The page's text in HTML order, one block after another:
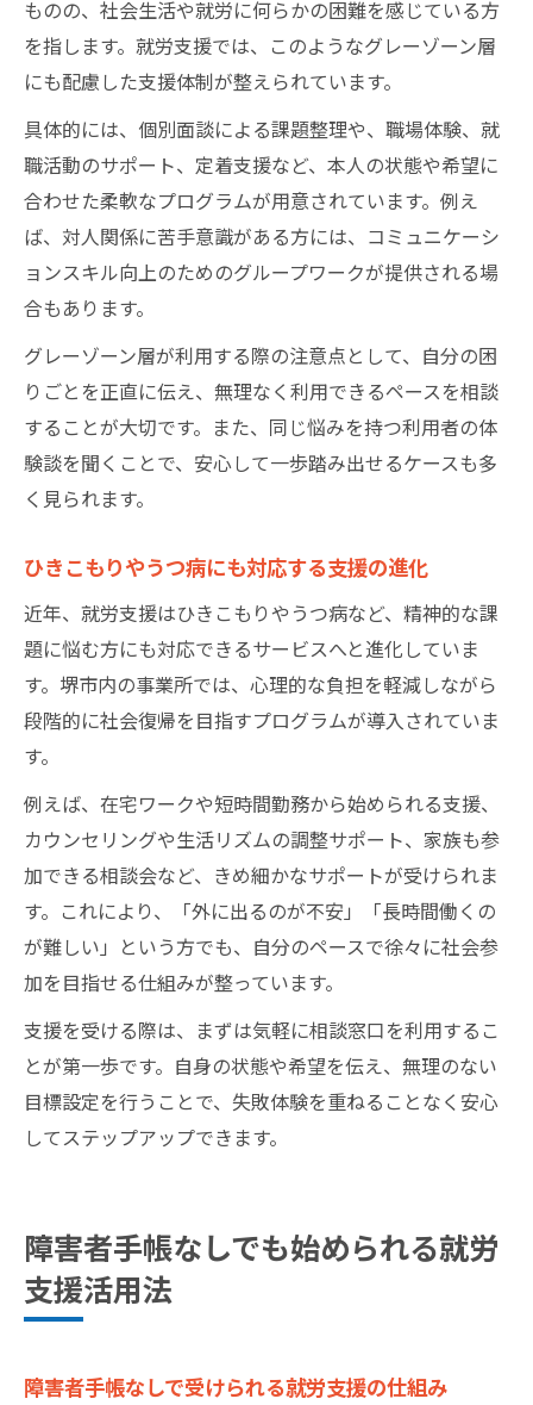
ものの、社会生活や就労に何らかの困難を感じている方
を指します。就労支援では、このようなグレーゾーン層
にも配慮した支援体制が整えられています。
具体的には、個別面談による課題整理や、職場体験、就
職活動のサポート、定着支援など、本人の状態や希望に
合わせた柔軟なプログラムが用意されています。例え
ば、対人関係に苦手意識がある方には、コミュニケーシ
ョンスキル向上のためのグループワークが提供される場
合もあります。
グレーゾーン層が利用する際の注意点として、自分の困
りごとを正直に伝え、無理なく利用できるペースを相談
することが大切です。また、同じ悩みを持つ利用者の体
験談を聞くことで、安心して一歩踏み出せるケースも多
く見られます。
ひきこもりやうつ病にも対応する支援の進化
近年、就労支援はひきこもりやうつ病など、精神的な課
題に悩む方にも対応できるサービスへと進化していま
す。堺市内の事業所では、心理的な負担を軽減しながら
段階的に社会復帰を目指すプログラムが導入されていま
す。
例えば、在宅ワークや短時間勤務から始められる支援、
カウンセリングや生活リズムの調整サポート、家族も参
加できる相談会など、きめ細かなサポートが受けられま
す。これにより、「外に出るのが不安」「長時間働くの
が難しい」という方でも、自分のペースで徐々に社会参
加を目指せる仕組みが整っています。
支援を受ける際は、まずは気軽に相談窓口を利用するこ
とが第一歩です。自身の状態や希望を伝え、無理のない
目標設定を行うことで、失敗体験を重ねることなく安心
してステップアップできます。
障害者手帳なしでも始められる就労
支援活用法
障害者手帳なしで受けられる就労支援の仕組み